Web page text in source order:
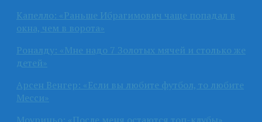
Капелло: «Раньше Ибрагимович чаще попадал в
окна, чем в ворота»
Роналду: «Мне надо 7 Золотых мячей и столько же
детей»
Арсен Венгер: «Если вы любите футбол, то любите
Месси»